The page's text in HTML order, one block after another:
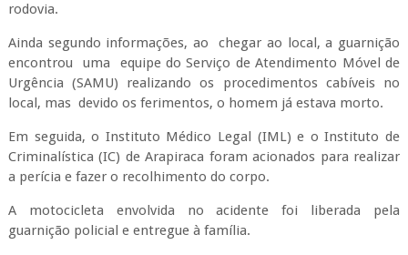
rodovia.
Ainda segundo informações, ao chegar ao local, a guarnição
encontrou uma equipe do Serviço de Atendimento Móvel de
Urgência (SAMU) realizando os procedimentos cabíveis no
local, mas devido os ferimentos, o homem já estava morto.
Em seguida, o Instituto Médico Legal (IML) e o Instituto de
Criminalística (IC) de Arapiraca foram acionados para realizar
a perícia e fazer o recolhimento do corpo.
A motocicleta envolvida no acidente foi liberada pela
guarnição policial e entregue à família.